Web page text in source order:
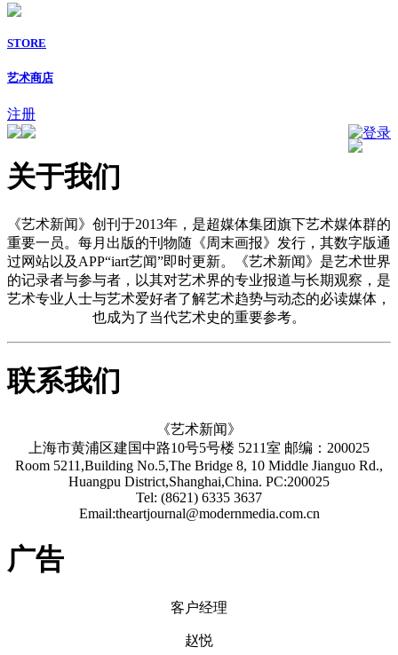
STORE
艺术商店
注册
登录
关于我们
《艺术新闻》创刊于2013年，是超媒体集团旗下艺术媒体群的
重要一员。每月出版的刊物随《周末画报》发行，其数字版通
过网站以及APP“iart艺闻”即时更新。《艺术新闻》是艺术世界
的记录者与参与者，以其对艺术界的专业报道与长期观察，是
艺术专业人士与艺术爱好者了解艺术趋势与动态的必读媒体，
也成为了当代艺术史的重要参考。
联系我们
《艺术新闻》
上海市黄浦区建国中路10号5号楼 5211室 邮编：200025
Room 5211,Building No.5,The Bridge 8, 10 Middle Jianguo Rd.,
Huangpu District,Shanghai,China. PC:200025
Tel: (8621) 6335 3637
Email:theartjournal@modernmedia.com.cn
广告
客户经理
赵悦